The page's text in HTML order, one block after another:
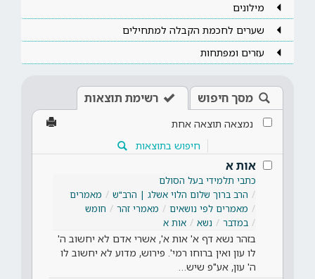
מילונים
שערים לחכמת הקבלה למתחילים
עזרים ומפתחות
מסך חיפוש רשימת תוצאות
נמצאה תוצאה אחת
חיפוש בתוצאות
אות א
כתבי תלמידי בעל הסולם
הרב ברוך שלום הלוי אשלג | הרב"ש
מאמרים
מאמרים לפי נושאים
מאמרי זהר
חומש
במדבר
נשא אות א
בזהר נשא דף א' אות א', אשרי אדם לא יחשוב ה'
לו עון ואין ברוחו רמי'. פירוש, מדוע לא יחשוב לו
ה' עון, אע"פ שיש…